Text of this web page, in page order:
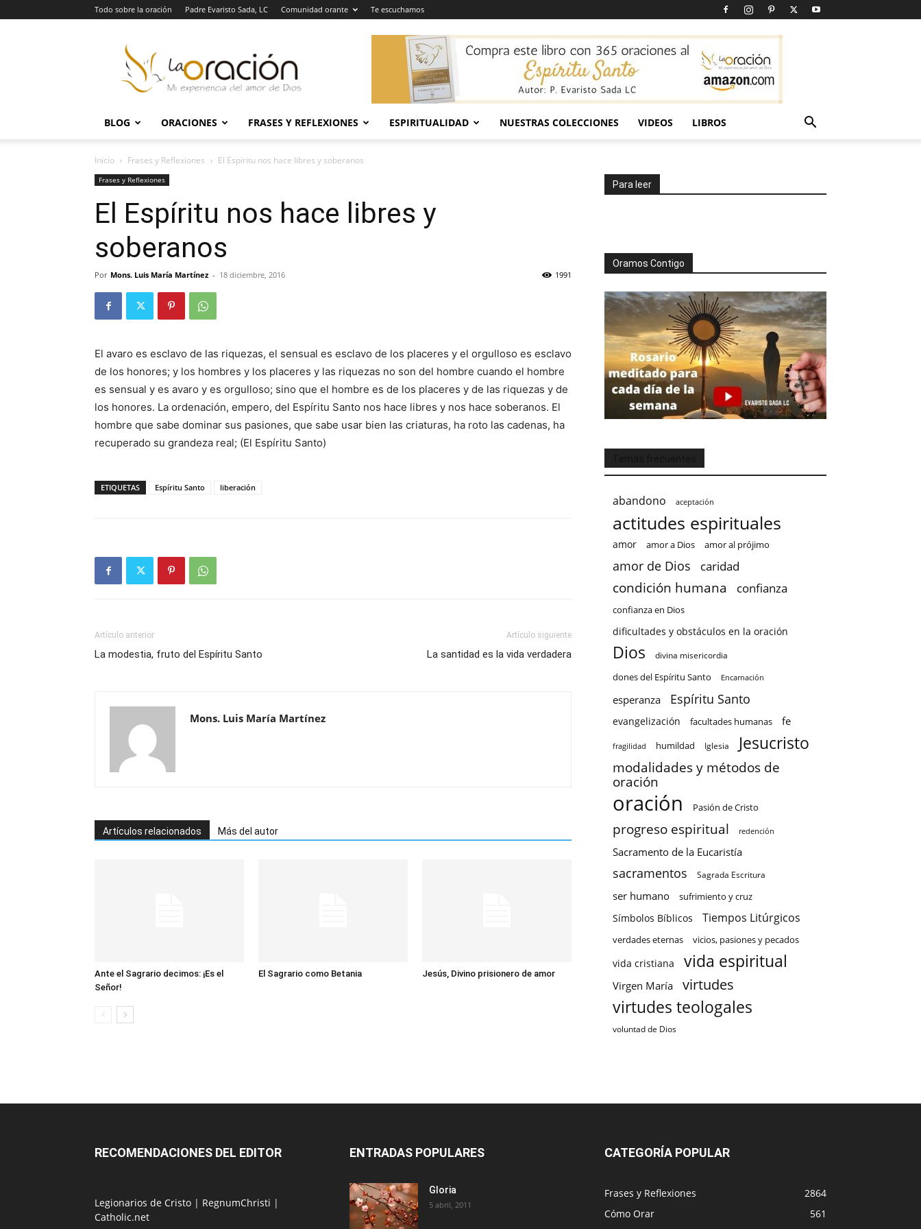
Todo sobre la oración Padre Evaristo Sada, LC Comunidad orante Te escuchamos
Oración
BLOG ORACIONES FRASES Y REFLEXIONES ESPIRITUALIDAD NUESTRAS COLECCIONES VIDEOS LIBROS
Inicio Frases y Reflexiones El Espíritu nos hace libres y soberanos
Frases y Reflexiones
El Espíritu nos hace libres y
soberanos
Por Mons. Luis María Martínez - 18 diciembre, 2016 1991
El avaro es esclavo de las riquezas, el sensual es esclavo de los placeres y el orgulloso es esclavo
de los honores; y los hombres y los placeres y las riquezas no son del hombre cuando el hombre
es sensual y es avaro y es orgulloso; sino que el hombre es de los placeres y de las riquezas y de
los honores. La ordenación, empero, del Espíritu Santo nos hace libres y nos hace soberanos. El
hombre que sabe dominar sus pasiones, que sabe usar bien las criaturas, ha roto las cadenas, ha
recuperado su grandeza real; (El Espíritu Santo)
ETIQUETAS Espíritu Santo liberación
Artículo anterior
La modestia, fruto del Espíritu Santo
Artículo siguiente
La santidad es la vida verdadera
Mons. Luis María Martínez
Artículos relacionados Más del autor
Ante el Sagrario decimos: ¡Es el
Señor!
El Sagrario como Betania Jesús, Divino prisionero de amor
Para leer
Oramos Contigo
abandono aceptación
actitudes espirituales
amor amor a Dios amor al prójimo
amor de Dios caridad
condición humana confianza
confianza en Dios
dificultades y obstáculos en la oración
Dios divina misericordia
dones del Espíritu Santo Encarnación
esperanza Espíritu Santo
evangelización facultades humanas fe
fragilidad humildad Iglesia Jesucristo
modalidades y métodos de
oración
oración Pasión de Cristo
progreso espiritual redención
Sacramento de la Eucaristía
sacramentos Sagrada Escritura
ser humano sufrimiento y cruz
Símbolos Bíblicos Tiempos Litúrgicos
verdades eternas vicios, pasiones y pecados
vida cristiana vida espiritual
Virgen María virtudes
virtudes teologales
voluntad de Dios
RECOMENDACIONES DEL EDITOR
Legionarios de Cristo | RegnumChristi |
Catholic.net
ENTRADAS POPULARES
Gloria
5 abril, 2011
CATEGORÍA POPULAR
Frases y Reflexiones
2864
Cómo Orar
561